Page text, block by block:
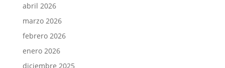
abril 2026
marzo 2026
febrero 2026
enero 2026
diciembre 2025